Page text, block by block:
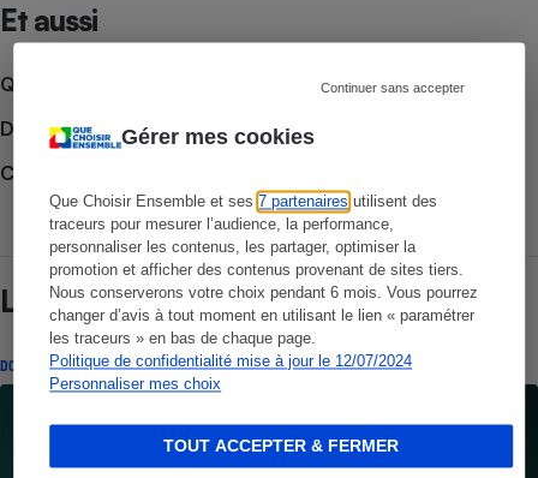
Gérer mes cookies
Que Choisir Ensemble et ses7 partenaires utilisent des
traceurs pour mesurer l’audience, la performance,
personnaliser les contenus, les partager, optimiser la
promotion et afficher des contenus provenant de sites tiers.
Nous conserverons votre choix pendant 6 mois. Vous pourrez
changer d’avis à tout moment en utilisant le lien « paramétrer
les traceurs » en bas de chaque page.
Politique de confidentialité mise à jour le 12/07/2024
Personnaliser mes choix
Continuer sans accepter
TOUT ACCEPTER & FERMER
Et aussi
Que faire en cas de litige ?
Découvrir le forum
Consulter nos Nos combats
Lire aussi
DOSSIER